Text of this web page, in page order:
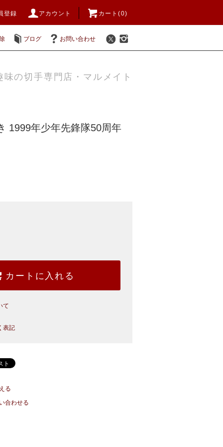
登録 アカウント カート(0)
ブログ お問い合わせ
味の切手専門店・マルメイト
1999年少年先鋒隊50周年
カートに入れる
て
表記
る
合わせる